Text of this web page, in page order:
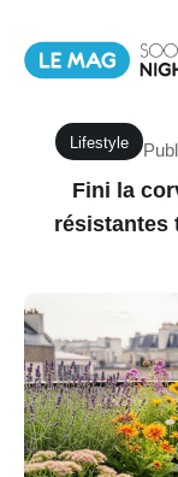
Lifestyle
Fini la
résistantes